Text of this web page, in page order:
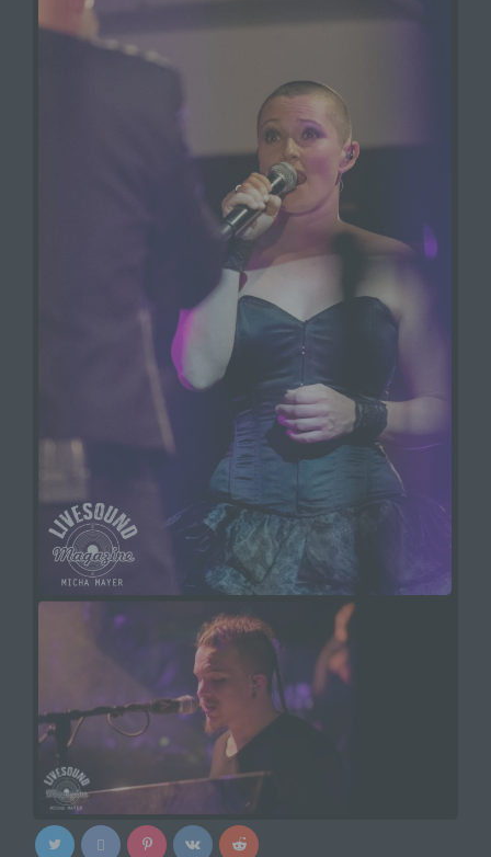
personenbezogener Daten in einer Weise, auf
welche die personenbezogenen Daten ohne
Hinzuziehung zusätzlicher Informationen nicht
mehr einer spezifischen betroffenen Person
zugeordnet werden können, sofern diese
zusätzlichen Informationen gesondert aufbewahrt
werden und technischen und organisatorischen
Maßnahmen unterliegen, die gewährleisten, dass
die personenbezogenen Daten nicht einer
identifizierten oder identifizierbaren natürlichen
Person zugewiesen werden.
g) Verantwortlicher oder für die
Verarbeitung Verantwortlicher
Verantwortlicher oder für die Verarbeitung
Verantwortlicher ist die natürliche oder juristische
Person, Behörde, Einrichtung oder andere Stelle,
die allein oder gemeinsam mit anderen über die
Zwecke und Mittel der Verarbeitung von
personenbezogenen Daten entscheidet. Sind die
Zwecke und Mittel dieser Verarbeitung durch das
Unionsrecht oder das Recht der Mitgliedstaaten
vorgegeben, so kann der Verantwortliche
beziehungsweise können die bestimmten
Kriterien seiner Benennung nach dem
Unionsrecht oder dem Recht der Mitgliedstaaten
vorgesehen werden.
h) Auftragsverarbeiter
Auftragsverarbeiter ist eine natürliche oder
juristische Person, Behörde, Einrichtung oder
andere Stelle, die personenbezogene Daten im
Auftrag des Verantwortlichen verarbeitet.
Empfänger ist eine natürliche oder juristische